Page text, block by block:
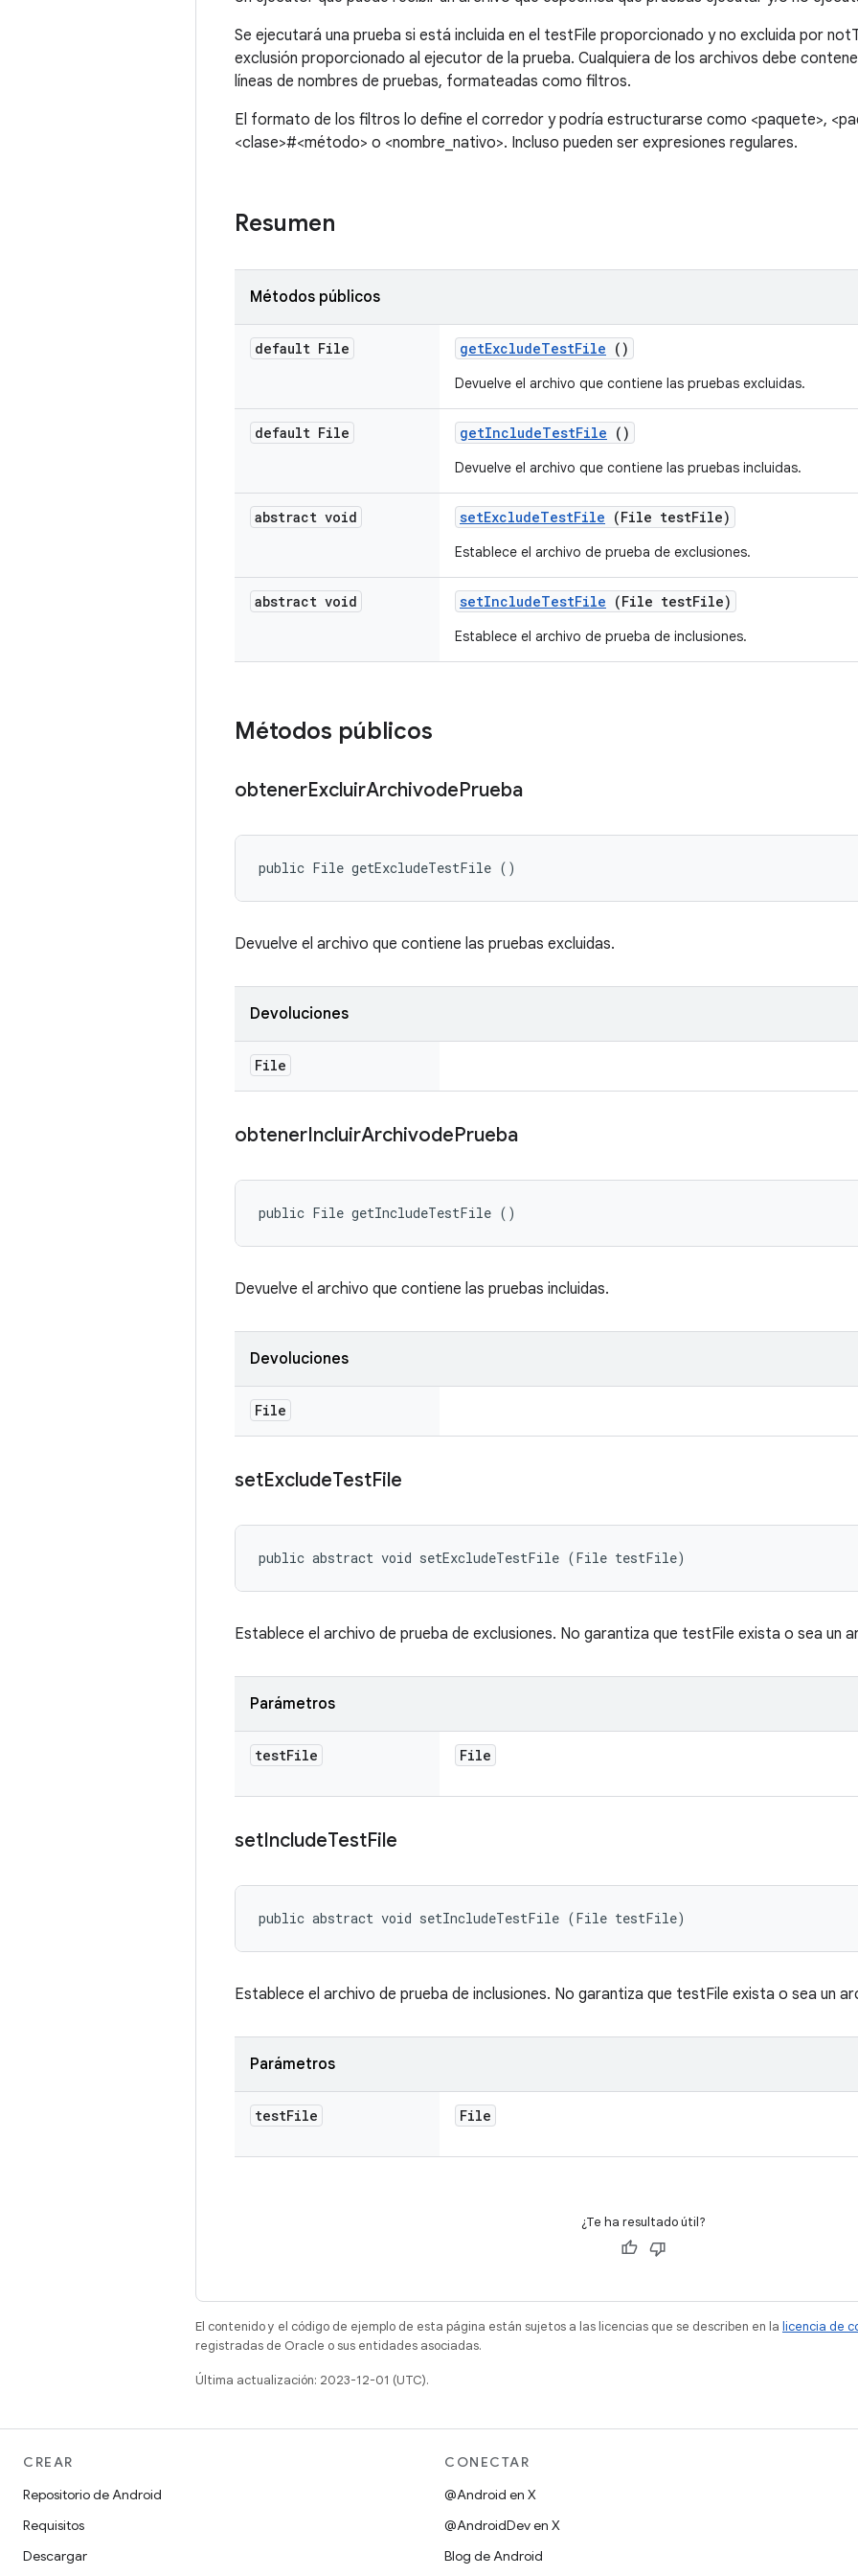
Se ejecutará una prueba si está incluida en el testFile proporcionado y no excluida por
exclusión proporcionado al ejecutor de la prueba. Cualquiera de los archivos debe
líneas de nombres de pruebas, formateadas como filtros.
El formato de los filtros lo define el corredor y podría estructurarse como <paquete>,
<clase>#<método> o <nombre_nativo>. Incluso pueden ser expresiones regulares.
Resumen
Métodos públicos
default File getExcludeTestFile ()
Devuelve el archivo que contiene las pruebas excluidas.
default File getIncludeTestFile ()
Devuelve el archivo que contiene las pruebas incluidas.
abstract void setExcludeTestFile (File testFile)
Establece el archivo de prueba de exclusiones.
abstract void setIncludeTestFile (File testFile)
Establece el archivo de prueba de inclusiones.
Métodos públicos
obtenerExcluirArchivodePrueba
public File getExcludeTestFile ()
Devuelve el archivo que contiene las pruebas excluidas.
Devoluciones
File
obtenerIncluirArchivodePrueba
public File getIncludeTestFile ()
Devuelve el archivo que contiene las pruebas incluidas.
Devoluciones
File
setExcludeTestFile
public abstract void setExcludeTestFile (File testFile)
Establece el archivo de prueba de exclusiones. No garantiza que testFile exista o sea un
Parámetros
testFile File
setIncludeTestFile
public abstract void setIncludeTestFile (File testFile)
Establece el archivo de prueba de inclusiones. No garantiza que testFile exista o sea un
Parámetros
testFile File
¿Te ha resultado útil?
El contenido y el código de ejemplo de esta página están sujetos a las licencias que se describen en la licencia de
registradas de Oracle o sus entidades asociadas.
Última actualización: 2023-12-01 (UTC).
CREAR
Repositorio de Android
Requisitos
Descargar
CONECTAR
@Android en X
@AndroidDev en X
Blog de Android